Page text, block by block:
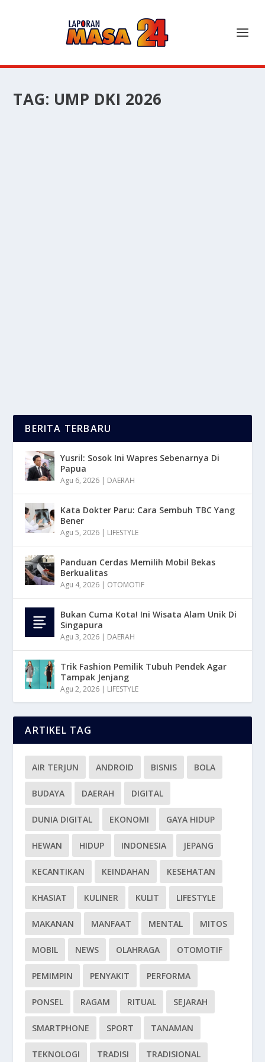
TAG: UMP DKI 2026
BERITA TERBARU
Yusril: Sosok Ini Wapres Sebenarnya Di
Papua
Agu 6, 2026 | DAERAH
Kata Dokter Paru: Cara Sembuh TBC Yang
Bener
Agu 5, 2026 | LIFESTYLE
Panduan Cerdas Memilih Mobil Bekas
Berkualitas
Agu 4, 2026 | OTOMOTIF
Bukan Cuma Kota! Ini Wisata Alam Unik Di
Singapura
Agu 3, 2026 | DAERAH
Trik Fashion Pemilik Tubuh Pendek Agar
Tampak Jenjang
Agu 2, 2026 | LIFESTYLE
ARTIKEL TAG
AIR TERJUN ANDROID BISNIS BOLA
BUDAYA DAERAH DIGITAL
DUNIA DIGITAL EKONOMI GAYA HIDUP
HEWAN HIDUP INDONESIA JEPANG
KECANTIKAN KEINDAHAN KESEHATAN
KHASIAT KULINER KULIT LIFESTYLE
MAKANAN MANFAAT MENTAL MITOS
MOBIL NEWS OLAHRAGA OTOMOTIF
PEMIMPIN PENYAKIT PERFORMA
PONSEL RAGAM RITUAL SEJARAH
SMARTPHONE SPORT TANAMAN
TEKNOLOGI TRADISI TRADISIONAL